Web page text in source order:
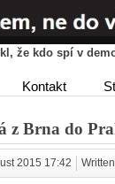
že kdo spí v
Kontakt
z Brna do
2015 17:42